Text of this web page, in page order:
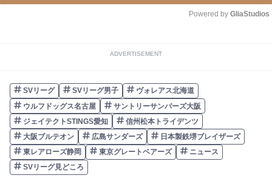
Powered by GliaStudios
ADVERTISEMENT
SVリーグ SVリーグ男子
ヴォレアス北海道
ウルフドッグス名古屋
サントリーサンバーズ大阪
ジェイテクトSTINGS愛知
信州松本トライデンツ
大阪ブルテオン
広島サンダーズ
日本製鉄堺ブレイザーズ
東レアローズ静岡
東京グレートベアーズ
ニュース
SVリーグ見どころ